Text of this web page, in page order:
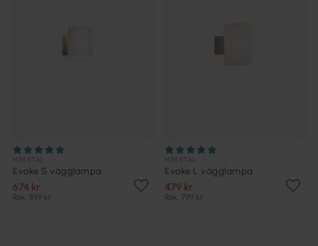
Evoke S vägglampa
674 kr
Rek. 899 kr
Evoke L vägglampa
479 kr
Rek. 799 kr